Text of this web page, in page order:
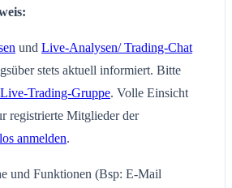
und Live-Analysen/ Trading-Chat
stets aktuell informiert. Bitte
Live-Trading-Gruppe. Volle Einsicht
registrierte Mitglieder der
anmelden.
und Funktionen (Bsp: E-Mail